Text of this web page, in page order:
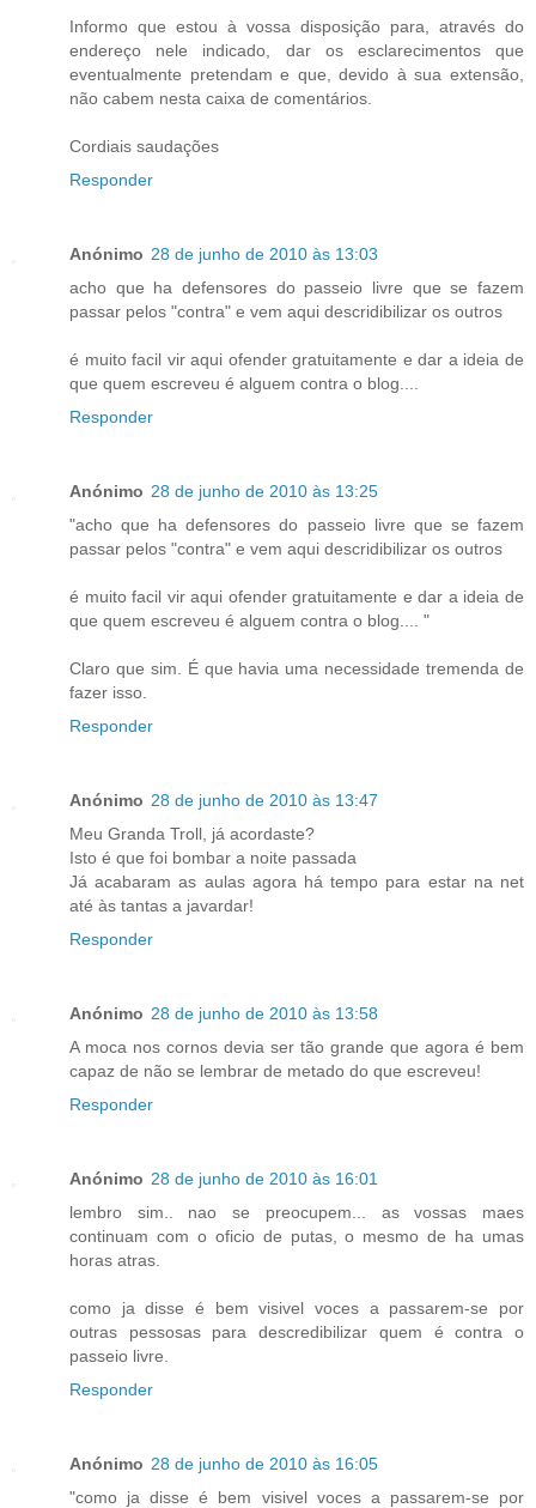
Informo que estou à vossa disposição para, através do
endereço nele indicado, dar os esclarecimentos que
eventualmente pretendam e que, devido à sua extensão,
não cabem nesta caixa de comentários.
Cordiais saudações
Responder
Anónimo 28 de junho de 2010 às 13:03
acho que ha defensores do passeio livre que se fazem
passar pelos "contra" e vem aqui descridibilizar os outros
é muito facil vir aqui ofender gratuitamente e dar a ideia de
que quem escreveu é alguem contra o blog....
Responder
Anónimo 28 de junho de 2010 às 13:25
"acho que ha defensores do passeio livre que se fazem
passar pelos "contra" e vem aqui descridibilizar os outros
é muito facil vir aqui ofender gratuitamente e dar a ideia de
que quem escreveu é alguem contra o blog.... "
Claro que sim. É que havia uma necessidade tremenda de
fazer isso.
Responder
Anónimo 28 de junho de 2010 às 13:47
Meu Granda Troll, já acordaste?
Isto é que foi bombar a noite passada
Já acabaram as aulas agora há tempo para estar na net
até às tantas a javardar!
Responder
Anónimo 28 de junho de 2010 às 13:58
A moca nos cornos devia ser tão grande que agora é bem
capaz de não se lembrar de metado do que escreveu!
Responder
Anónimo 28 de junho de 2010 às 16:01
lembro sim.. nao se preocupem... as vossas maes
continuam com o oficio de putas, o mesmo de ha umas
horas atras.
como ja disse é bem visivel voces a passarem-se por
outras pessosas para descredibilizar quem é contra o
passeio livre.
Responder
Anónimo 28 de junho de 2010 às 16:05
"como ja disse é bem visivel voces a passarem-se por